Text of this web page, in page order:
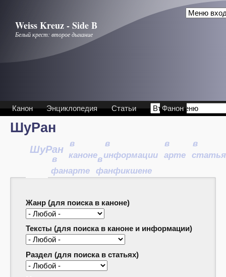
Weiss Kreuz - Side B
Белый крест: второе дыхание
Канон Энциклопедия Статьи Фанон
ШуРан
ШуРан
в
каноне
в
информации
в
арте
в
в
фанарте
в
фанфикшене
Жанр (для поиска в каноне)
Тексты (для поиска в каноне и информации)
Раздел (для поиска в статьях)